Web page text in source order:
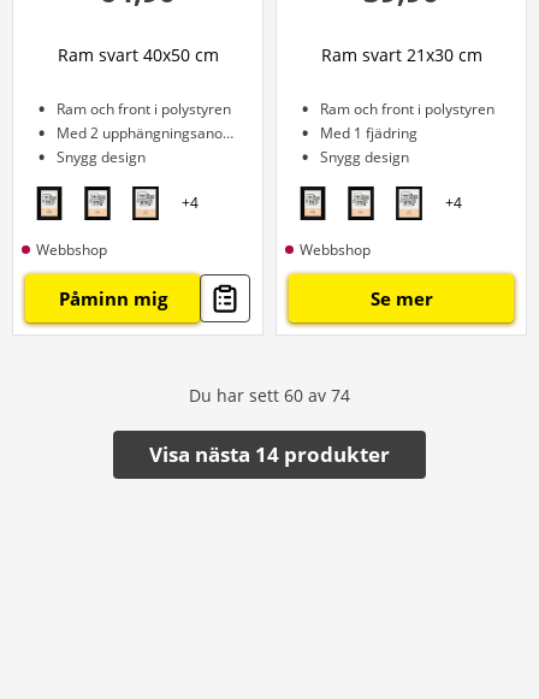
Ram svart 40x50 cm
Ram och front i polystyren
Med 2 upphängningsanordningar
Snygg design
+4
Webbshop
Påminn mig
Ram svart 21x30 cm
Ram och front i polystyren
Med 1 fjädring
Snygg design
+4
Webbshop
Se mer
Du har sett 60 av 74
Visa nästa 14 produkter